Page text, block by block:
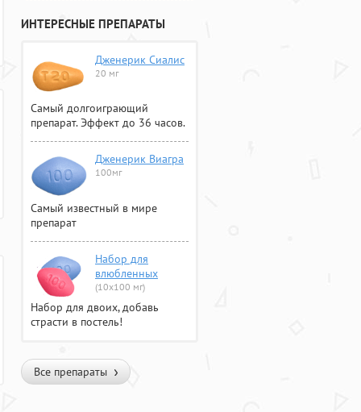
ИНТЕРЕСНЫЕ ПРЕПАРАТЫ
Дженерик Сиалис
20 мг
Самый долгоиграющий
препарат. Эффект до 36 часов.
Дженерик Виагра
100мг
Самый известный в мире
препарат
Набор для
влюбленных
(10х100 мг)
Набор для двоих, добавь
страсти в постель!
Все препараты